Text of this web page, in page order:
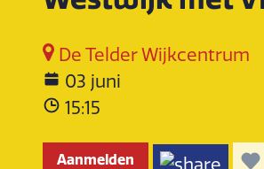
De Telder Wijkcentrum
03 juni
15:15
Aanmelden